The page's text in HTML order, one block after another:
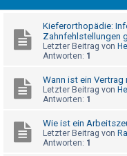
R
e
i
s
Kieferorthopädie:
Zahnfehlstellungen
Letzter Beitrag von
Antworten: 1
Wann ist ein
Letzter Beitrag von
Antworten: 1
Wie ist ein
Letzter Beitrag von
Antworten: 1